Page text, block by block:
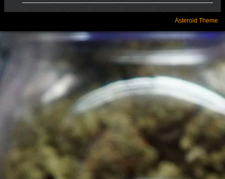
Asteroid Theme